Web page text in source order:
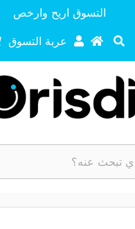
التسوق اريح وارخص
عربة التسوق